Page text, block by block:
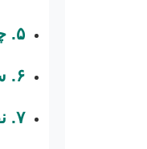
۵. چالش‌های متداول در نگارش پایان‌نامه شهری و راهکارهای عملی
۶. ساختار فصول پایان‌نامه برنامه‌ریزی شهری: یک راهنمای جامع
۷. نقش نرم‌افزارهای تخصصی در تسهیل نگارش و تحلیل